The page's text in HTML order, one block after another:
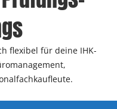
flexibel für deine IHK-